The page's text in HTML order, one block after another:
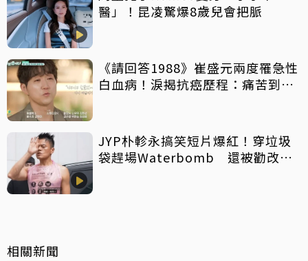
醫」！昆凌驚爆8歲兒會把脈
《請回答1988》崔盛元兩度罹急性
白血病！淚揭抗癌歷程：痛苦到不
JYP朴軫永搞笑短片爆紅！穿垃圾
袋趕場Waterbomb 還被勸改名
相關新聞